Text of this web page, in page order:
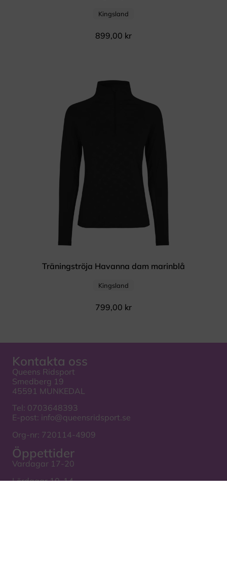
Kingsland
899,00 kr
Träningströja Havanna dam marinblå
Kingsland
799,00 kr
Kontakta oss
Queens Ridsport
Smedberg 19
45591 MUNKEDAL
Tel: 0703648393
E-post: info@queensridsport.se
Org-nr: 720114-4909
Öppettider
Vardagar 17-20
Lördagar 10-14